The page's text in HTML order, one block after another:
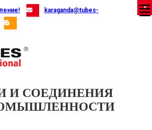
karaganda@tubes-
И СОЕДИНЕНИЯ
X
X
X
X
X
X
X
X
X
X
X
X
X
X
X
X
X
X
X